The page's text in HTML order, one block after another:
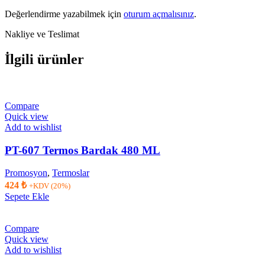
Değerlendirme yazabilmek için oturum açmalısınız.
Nakliye ve Teslimat
İlgili ürünler
Compare
Quick view
Add to wishlist
PT-607 Termos Bardak 480 ML
Promosyon, Termoslar
424 ₺ +KDV (20%)
Sepete Ekle
Compare
Quick view
Add to wishlist